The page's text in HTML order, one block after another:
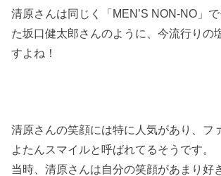
清原さんは同じく「MEN’S NON-NO 」
た坂口健太郎さんのように、今流行りの
すよね！
清原さんの笑顔には特に人気があり、フ
よたんスマイルと呼ばれてるそうです。
当時、清原さんは自分の笑顔があまり好